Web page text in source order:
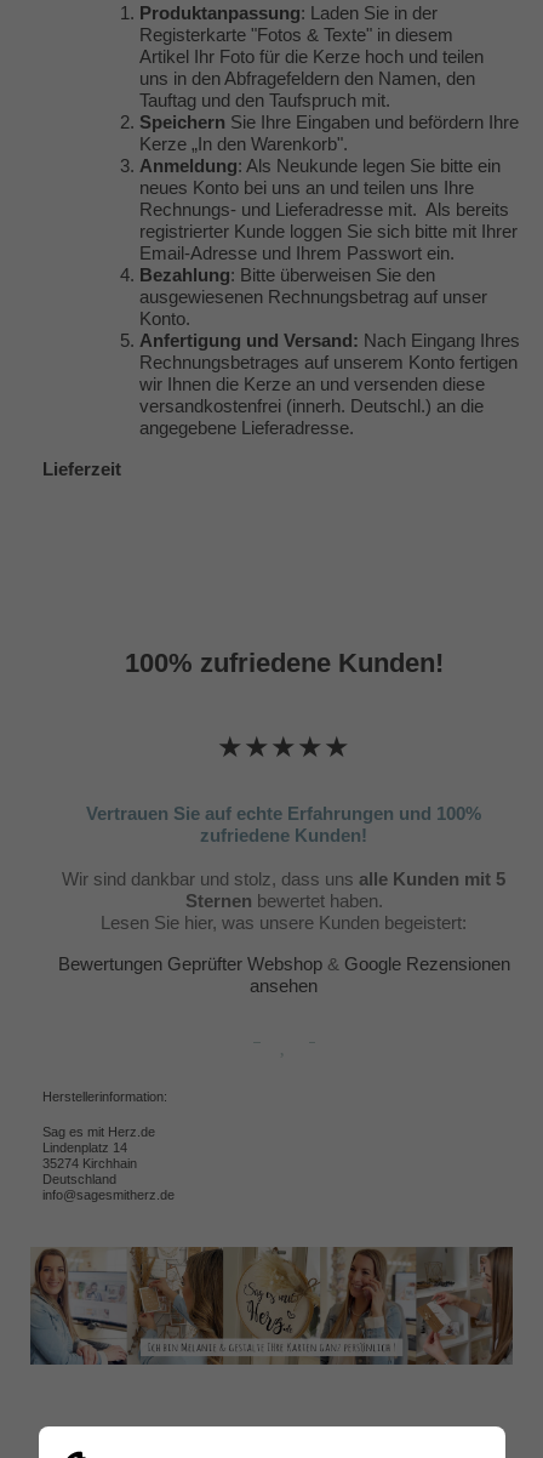
Produktanpassung: Laden Sie in der
Registerkarte "Fotos & Texte" in diesem
Artikel Ihr Foto für die Kerze hoch und teilen
uns in den Abfragefeldern den Namen, den
Tauftag und den Taufspruch mit.
Speichern Sie Ihre Eingaben und befördern Ihre
Kerze „In den Warenkorb".
Anmeldung: Als Neukunde legen Sie bitte ein
neues Konto bei uns an und teilen uns Ihre
Rechnungs- und Lieferadresse mit. Als bereits
registrierter Kunde loggen Sie sich bitte mit Ihrer
Email-Adresse und Ihrem Passwort ein.
Bezahlung: Bitte überweisen Sie den
ausgewiesenen Rechnungsbetrag auf unser
Konto.
Anfertigung und Versand: Nach Eingang Ihres
Rechnungsbetrages auf unserem Konto fertigen
wir Ihnen die Kerze an und versenden diese
versandkostenfrei (innerh. Deutschl.) an die
angegebene Lieferadresse.
Lieferzeit
100% zufriedene Kunden!
★★★★★
Vertrauen Sie auf echte Erfahrungen und 100%
zufriedene Kunden!
Wir sind dankbar und stolz, dass uns alle Kunden mit 5
Sternen bewertet haben.
Lesen Sie hier, was unsere Kunden begeistert:
Bewertungen Geprüfter Webshop& Google Rezensionen
ansehen
Herstellerinformation:
Sag es mit Herz.de
Lindenplatz 14
35274 Kirchhain
Deutschland
info@sagesmitherz.de